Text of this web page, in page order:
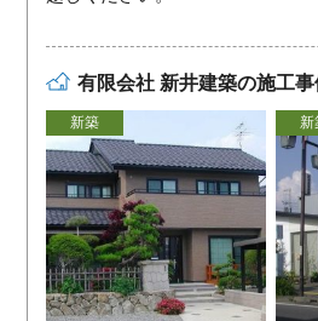
有限会社 新井建築の施工事
新築 新